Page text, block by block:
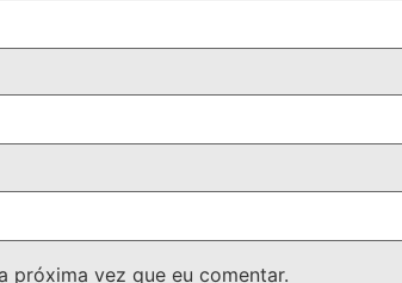
próxima vez que eu comentar.